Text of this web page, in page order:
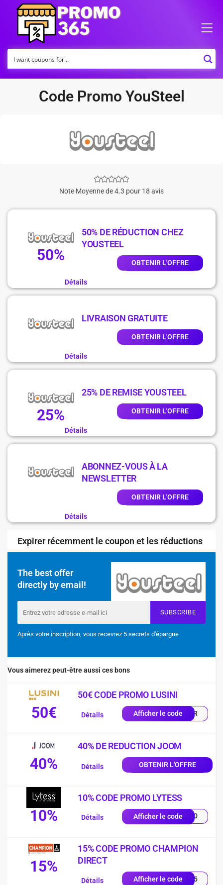
Code Promo YouSteel
Note Moyenne de 4.3 pour 18 avis
50%
50% DE RÉDUCTION CHEZ
YOUSTEEL
OBTENIR L'OFFRE
Détails
LIVRAISON GRATUITE
OBTENIR L'OFFRE
Détails
25%
25% DE REMISE YOUSTEEL
OBTENIR L'OFFRE
Détails
ABONNEZ-VOUS À LA
NEWSLETTER
OBTENIR L'OFFRE
Détails
Expirer récemment le coupon et les réductions
The best offer
directly by email!
SUBSCRIBE
Après votre inscription, vous recevrez 5 secrets d'épargne
Vous aimerez peut-être aussi ces bons
50€
50€ CODE PROMO LUSINI
Afficher le code0-FR
Détails
40%
40% DE REDUCTION JOOM
OBTENIR L'OFFRE
Détails
10%
10% CODE PROMO LYTESS
Afficher le codeSS10
Détails
15%
15% CODE PROMO CHAMPION
DIRECT
Afficher le codeUE15
Détails